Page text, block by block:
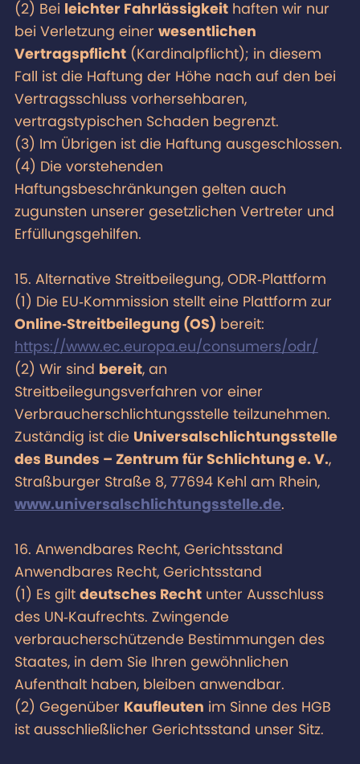
(2) Bei leichter Fahrlässigkeithaften wir nur
bei Verletzung einer wesentlichen
Vertragspflicht(Kardinalpflicht); in diesem
Fall ist die Haftung der Höhe nach auf den bei
Vertragsschluss vorhersehbaren,
vertragstypischen Schaden begrenzt.
(3) Im Übrigen ist die Haftung ausgeschlossen.
(4) Die vorstehenden
Haftungsbeschränkungen gelten auch
zugunsten unserer gesetzlichen Vertreter und
Erfüllungsgehilfen.
15. Alternative Streitbeilegung, ODR‑Plattform
(1) Die EU‑Kommission stellt eine Plattform zur
Online‑Streitbeilegung (OS) bereit:
https://www.ec.europa.eu/consumers/odr/
(2) Wir sind bereit, an
Streitbeilegungsverfahren vor einer
Verbraucherschlichtungsstelle teilzunehmen.
Zuständig ist die Universalschlichtungsstelle
des Bundes – Zentrum für Schlichtung e. V.,
Straßburger Straße 8, 77694 Kehl am Rhein,
www.universalschlichtungsstelle.de.
16. Anwendbares Recht, Gerichtsstand
Anwendbares Recht, Gerichtsstand
(1) Es gilt deutsches Rechtunter Ausschluss
des UN‑Kaufrechts. Zwingende
verbraucherschützende Bestimmungen des
Staates, in dem Sie Ihren gewöhnlichen
Aufenthalt haben, bleiben anwendbar.
(2) Gegenüber Kaufleuten im Sinne des HGB
ist ausschließlicher Gerichtsstand unser Sitz.